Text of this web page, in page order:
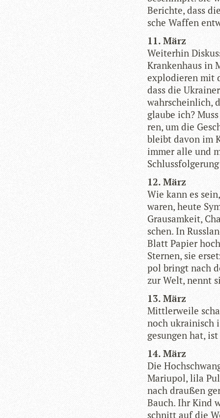
Berichte, dass
sche Waf­fen
11. März
Wei­ter­hin
Kran­ken­haus in
explo­die­ren mit
dass die
wahr­schein­lich,
glaube ich?
ren, um die
bleibt davon im
immer alle und
12. März
Wie kann es
waren, heute
Grau­sam­keit,
schen. In
Blatt Papier
Ster­nen, sie
pol bringt nach
zur Welt, nennt
13. März
Mitt­ler­weile
noch ukrai­nisch
gesun­gen hat,
14. März
Die
Mariu­pol, lila
nach drau­ßen
Bauch. Ihr Kind
schnitt auf die